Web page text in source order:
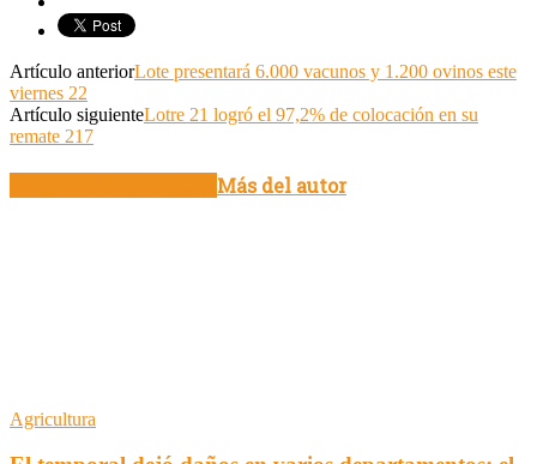
Artículo anteriorLote presentará 6.000 vacunos y 1.200 ovinos este
viernes 22
Artículo siguienteLotre 21 logró el 97,2% de colocación en su
remate 217
Más del autor
Agricultura